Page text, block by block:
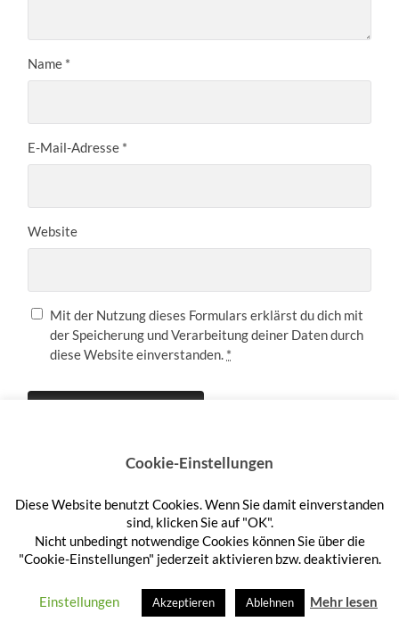
Name *
E-Mail-Adresse *
Website
Mit der Nutzung dieses Formulars erklärst du dich mit
der Speicherung und Verarbeitung deiner Daten durch
diese Website einverstanden. *
Anmelden
HEFTEHAUFEN —HOCH ↑
Cookie-Einstellungen
Diese Website benutzt Cookies. Wenn Sie damit einverstanden
sind, klicken Sie auf "OK".
Nicht unbedingt notwendige Cookies können Sie über die
"Cookie-Einstellungen" jederzeit aktivieren bzw. deaktivieren.
Einstellungen Akzeptieren Ablehnen Mehr lesen